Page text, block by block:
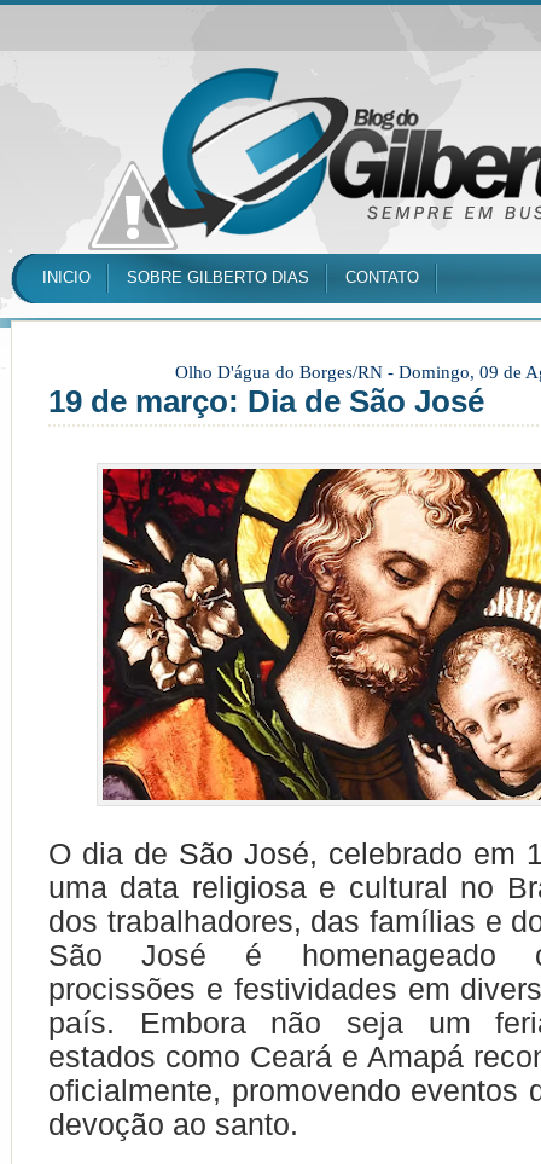
INICIO SOBRE GILBERTO DIAS CONTATO
Olho D'água do Borges/RN - Domingo, 09 de
19 de março: Dia de São José
O dia de São José, celebrado em
uma data religiosa e cultural no
dos trabalhadores, das famílias e
São José é homenageado
procissões e festividades em
país. Embora não seja um
estados como Ceará e Amapá
oficialmente, promovendo eventos
devoção ao santo.